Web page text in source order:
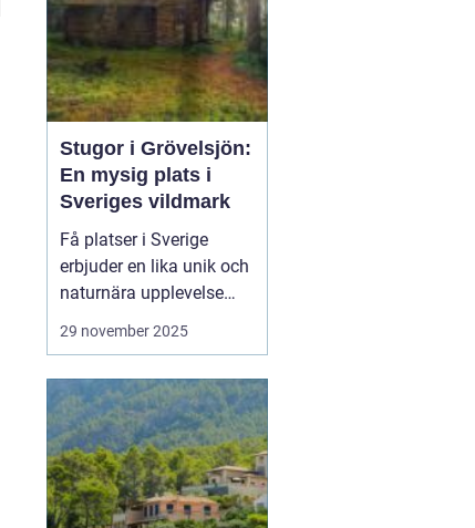
Stugor i Grövelsjön:
En mysig plats i
Sveriges vildmark
Få platser i Sverige
erbjuder en lika unik och
naturnära upplevelse
som stugor i Grövelsjön.
landskap är Grövelsjön
en attraktion för alla
som sö...
29 november 2025